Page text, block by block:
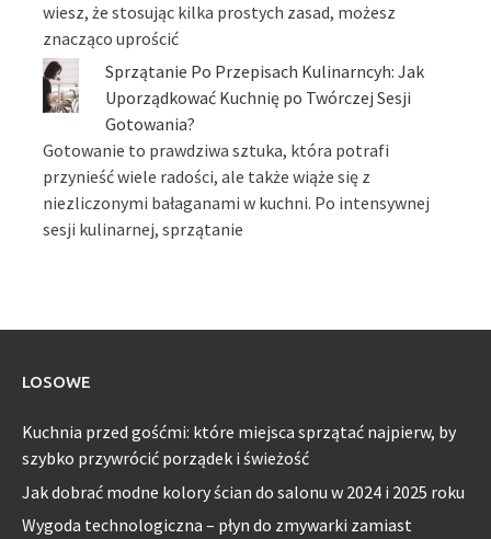
wiesz, że stosując kilka prostych zasad, możesz
znacząco uprościć
Sprzątanie Po Przepisach Kulinarncyh: Jak
Uporządkować Kuchnię po Twórczej Sesji
Gotowania?
Gotowanie to prawdziwa sztuka, która potrafi
przynieść wiele radości, ale także wiąże się z
niezliczonymi bałaganami w kuchni. Po intensywnej
sesji kulinarnej, sprzątanie
LOSOWE
Kuchnia przed gośćmi: które miejsca sprzątać najpierw, by
szybko przywrócić porządek i świeżość
Jak dobrać modne kolory ścian do salonu w 2024 i 2025 roku
Wygoda technologiczna – płyn do zmywarki zamiast